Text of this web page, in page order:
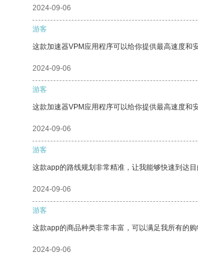
2024-09-06
游客
这款加速器VPM应用程序可以给你提供最高速度和
2024-09-06
游客
这款加速器VPM应用程序可以给你提供最高速度和
2024-09-06
游客
这款app的路线规划非常精准，让我能够快速到达目
2024-09-06
游客
这款app的商品种类非常丰富，可以满足我所有的购
2024-09-06